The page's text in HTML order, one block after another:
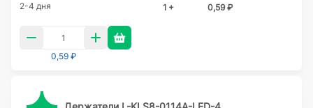
2-4 дня 1 + 0,59 ₽
0,59 ₽